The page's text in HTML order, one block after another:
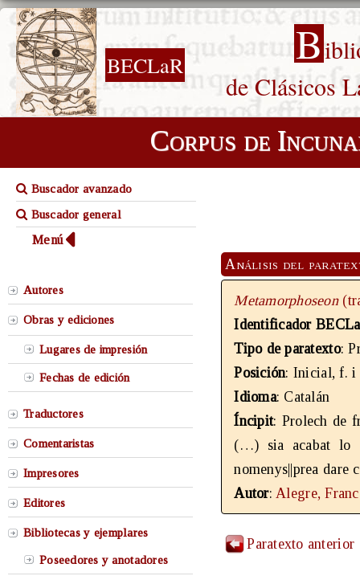
BECLaR B
de Clásicos
Corpus de
Buscador avanzado
Buscador general
Menú
Autores
Obras y ediciones
Lugares de impresión
Fechas de edición
Traductores
Comentaristas
Impresores
Editores
Bibliotecas y ejemplares
Poseedores y anotadores
Análisis del
Metamorphoseon
Identificador
Tipo de paratexto:
Posición: Inicial, f.
Idioma: Catalán
Íncipit: Prolech de
(…) sia acabat lo
nomenys||prea dare
Autor:Alegre,
Paratexto anterior